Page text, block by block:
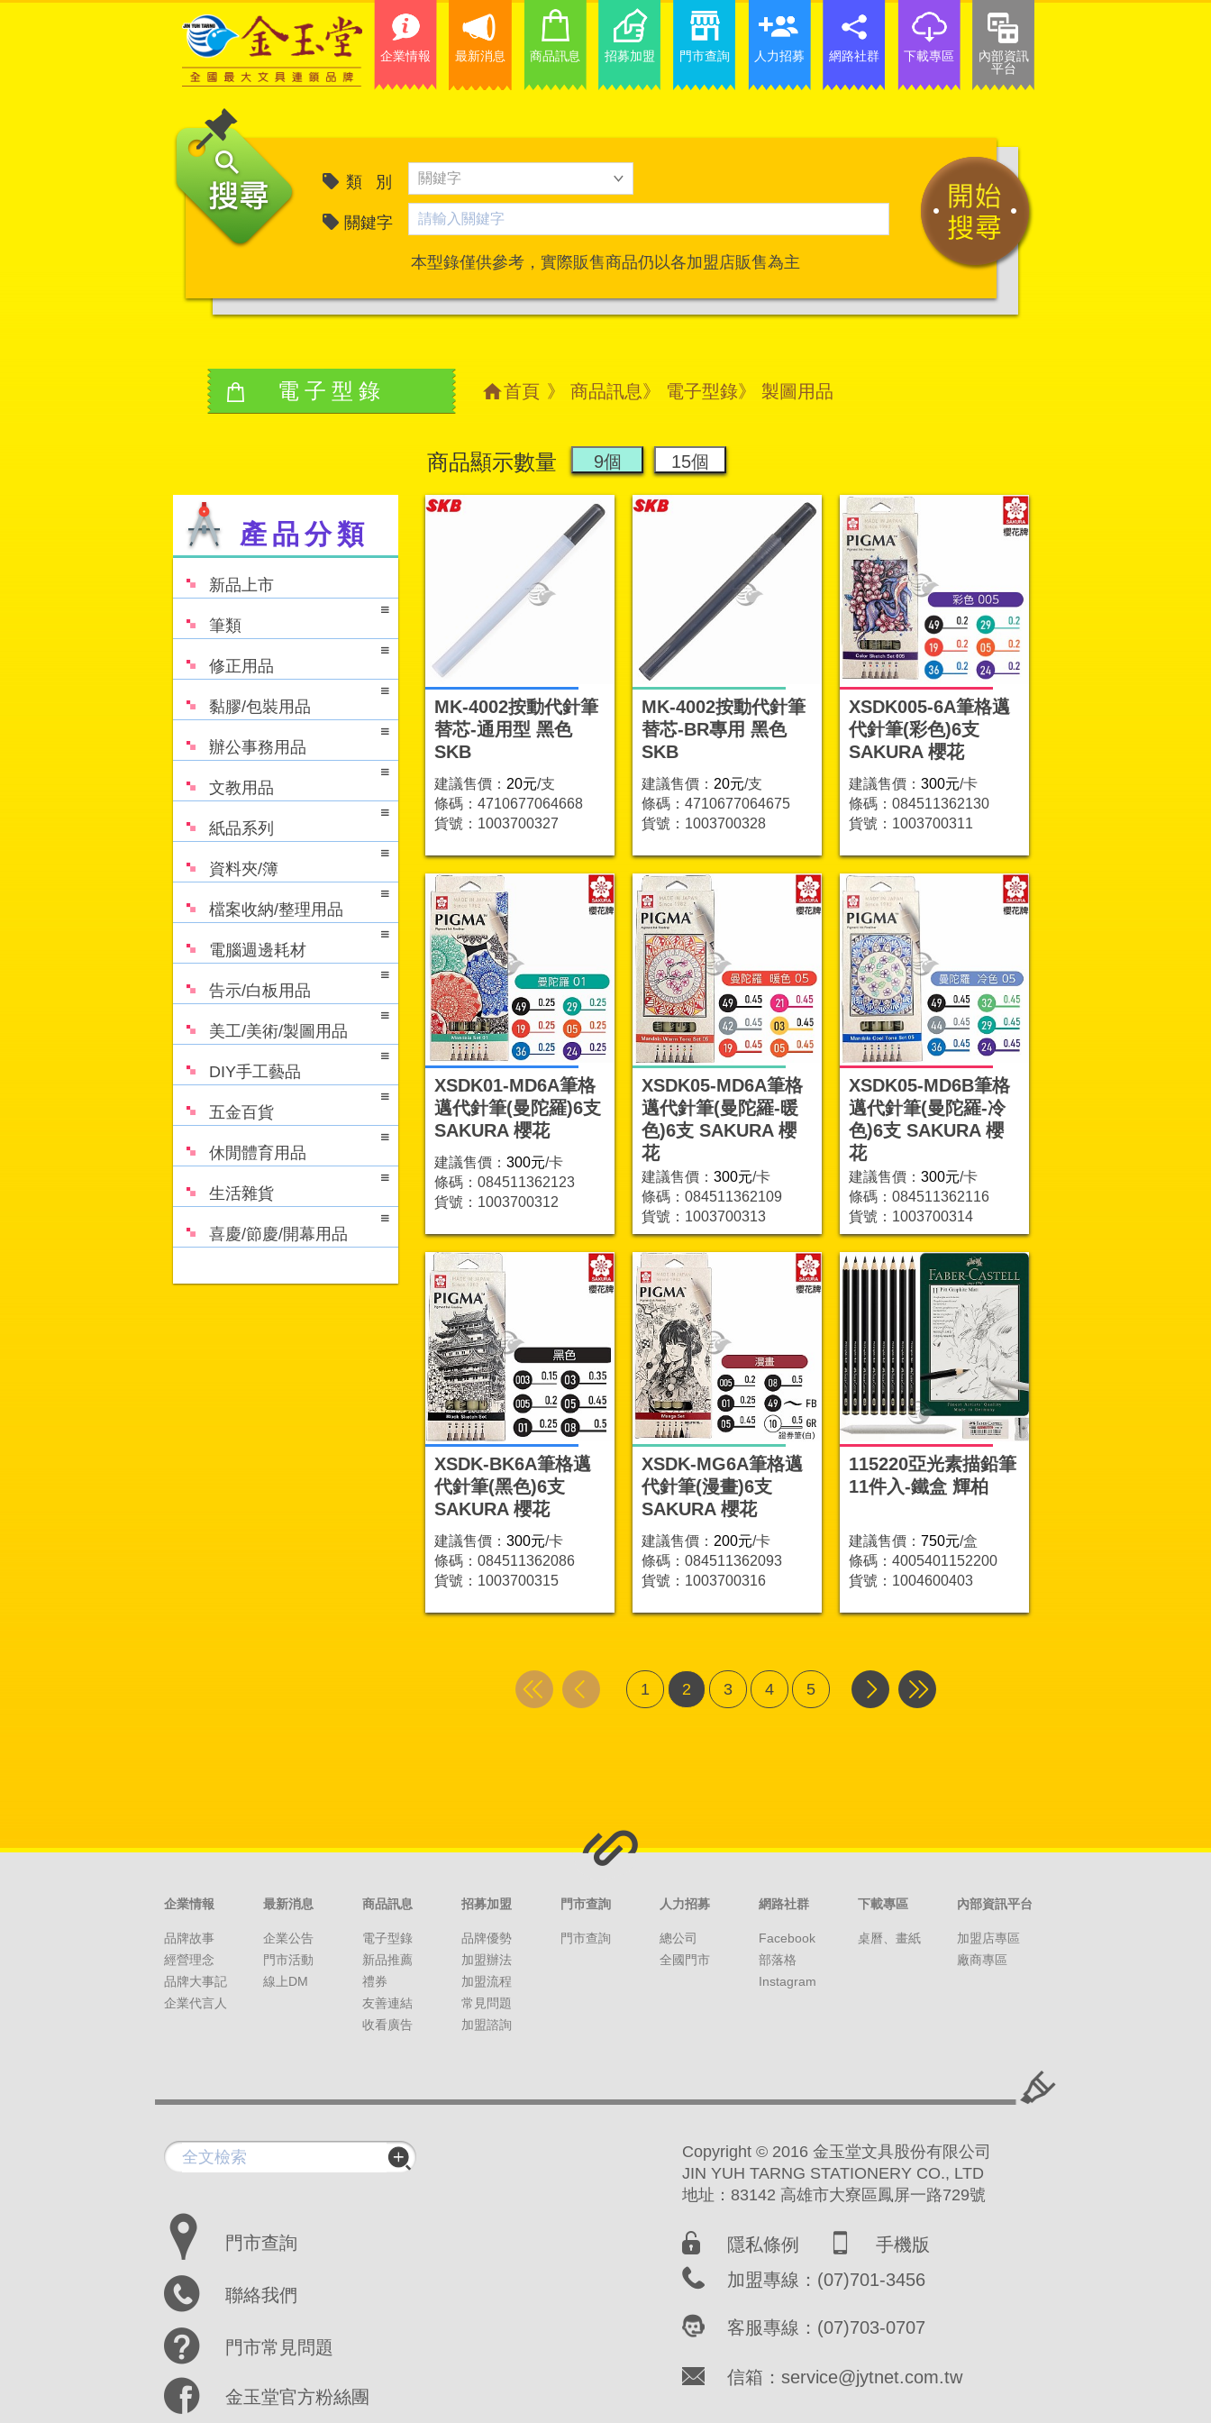
企業情報 最新消息 商品訊息 招募加盟 門市查詢 人力招募 網路社群 下載專區
內部資訊
平台
類 別
關鍵字
本型錄僅供參考，實際販售商品仍以各加盟店販售為主
電子型錄 首頁 》 商品訊息》 電子型錄》 製圖用品
產品分類
新品上市
筆類
修正用品
黏膠/包裝用品
辦公事務用品
文教用品
紙品系列
資料夾/簿
檔案收納/整理用品
電腦週邊耗材
告示/白板用品
美工/美術/製圖用品
DIY手工藝品
五金百貨
休閒體育用品
生活雜貨
喜慶/節慶/開幕用品
商品顯示數量
MK-4002按動代針筆
替芯-通用型 黑色
SKB
建議售價： 20元/支
條碼：4710677064668
貨號：1003700327
MK-4002按動代針筆
替芯-BR專用 黑色
SKB
建議售價： 20元/支
條碼：4710677064675
貨號：1003700328
XSDK005-6A筆格邁
代針筆(彩色)6支
SAKURA 櫻花
建議售價： 300元/卡
條碼：084511362130
貨號：1003700311
XSDK01-MD6A筆格
邁代針筆(曼陀羅)6支
SAKURA 櫻花
建議售價： 300元/卡
條碼：084511362123
貨號：1003700312
XSDK05-MD6A筆格
邁代針筆(曼陀羅-暖
色)6支 SAKURA 櫻
花
建議售價： 300元/卡
條碼：084511362109
貨號：1003700313
XSDK05-MD6B筆格
邁代針筆(曼陀羅-冷
色)6支 SAKURA 櫻
花
建議售價： 300元/卡
條碼：084511362116
貨號：1003700314
XSDK-BK6A筆格邁
代針筆(黑色)6支
SAKURA 櫻花
建議售價： 300元/卡
條碼：084511362086
貨號：1003700315
XSDK-MG6A筆格邁
代針筆(漫畫)6支
SAKURA 櫻花
建議售價： 200元/卡
條碼：084511362093
貨號：1003700316
115220亞光素描鉛筆
11件入-鐵盒 輝柏
建議售價： 750元/盒
條碼：4005401152200
貨號：1004600403
1 2 3 4 5
企業情報
品牌故事
經營理念
品牌大事記
企業代言人
最新消息
企業公告
門市活動
線上DM
商品訊息
電子型錄
新品推薦
禮券
友善連結
收看廣告
招募加盟
品牌優勢
加盟辦法
加盟流程
常見問題
加盟諮詢
門市查詢
門市查詢
人力招募
總公司
全國門市
網路社群
Facebook
部落格
Instagram
下載專區
桌曆、畫紙
內部資訊平台
加盟店專區
廠商專區
門市查詢
聯絡我們
門市常見問題
金玉堂官方粉絲團
Copyright © 2016 金玉堂文具股份有限公司
JIN YUH TARNG STATIONERY CO., LTD
地址：83142 高雄市大寮區鳳屏一路729號
隱私條例
手機版
加盟專線：(07)701-3456
客服專線：(07)703-0707
信箱：service@jytnet.com.tw